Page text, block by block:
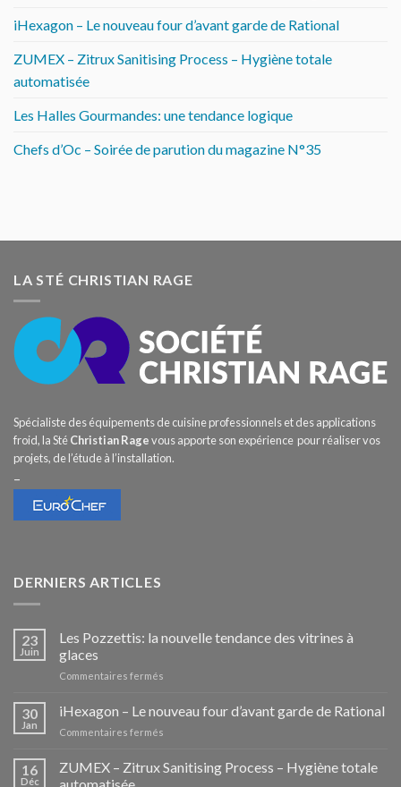
iHexagon – Le nouveau four d’avant garde de Rational
ZUMEX – Zitrux Sanitising Process – Hygiène totale
automatisée
Les Halles Gourmandes: une tendance logique
Chefs d’Oc – Soirée de parution du magazine N°35
LA STÉ CHRISTIAN RAGE
Spécialiste des équipements de cuisine professionnels et des applications
froid, la StéChristian Ragevous apporte son expérience pour réaliser vos
projets, de l’étude à l’installation.
–
DERNIERS ARTICLES
23
Juin
Les Pozzettis: la nouvelle tendance des vitrines à
glaces
Commentaires fermés
Pozzettis:
la
des
30
Jan
iHexagon – Le nouveau four d’avant garde de Rational
Commentaires fermés
–
Le
16
Déc
ZUMEX – Zitrux Sanitising Process – Hygiène totale
automatisée